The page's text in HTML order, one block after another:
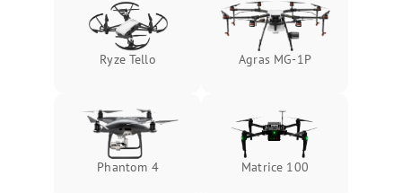
Ryze Tello Agras MG-1P
Phantom 4 Matrice 100